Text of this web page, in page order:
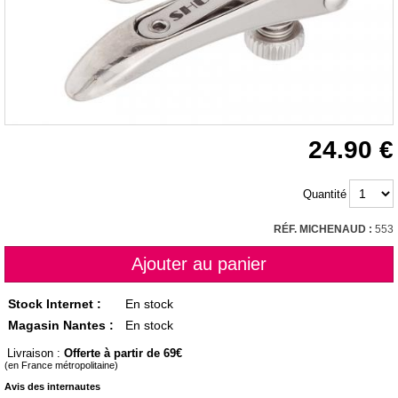
24.90
Quantité
RÉF. MICHENAUD : 553
Stock Internet :
En stock
Magasin Nantes :
En stock
Livraison : Offerte à partir de 69
(en France métropolitaine)
Avis des internautes